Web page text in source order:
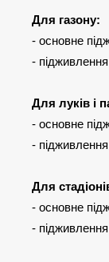
Для газону:
- основне
- підживлення
Для луків і
- основне
- підживлення
Для
- основне
- підживлення